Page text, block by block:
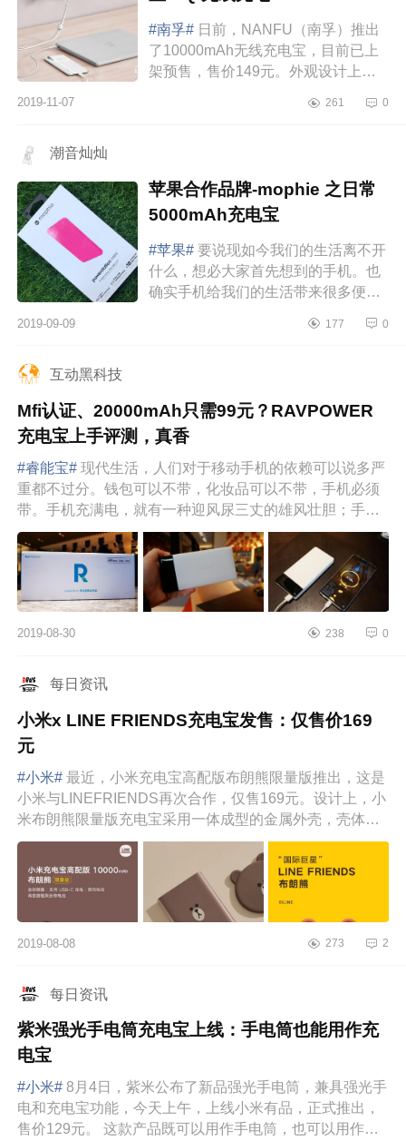
#南孚# 日前，NANFU（南孚）推出
了10000mAh无线充电宝，目前已上
架预售，售价149元。外观设计上，
装饰，外形圆润，方便随身携带，底
2019-11-07 261 0
潮音灿灿
苹果合作品牌-mophie 之日常
5000mAh充电宝
#苹果# 要说现如今我们的生活离不开
什么，想必大家首先想到的手机。也
确实手机给我们的生活带来很多便利
面都产生了依赖。对于我这种朝九晚
2019-09-09 177 0
互动黑科技
Mfi认证、20000mAh只需99元？RAVPOWER
充电宝上手评测，真香
#睿能宝# 现代生活，人们对于移动手机的依赖可以说多严
重都不过分。钱包可以不带，化妆品可以不带，手机必须
带。手机充满电，就有一种迎风尿三丈的雄风壮胆；手机
没了电，就好比顺风...
2019-08-30 238 0
每日资讯
小米x LINE FRIENDS充电宝发售：仅售价169
元
#小米# 最近，小米充电宝高配版布朗熊限量版推出，这是
小米与LINEFRIENDS再次合作，仅售169元。设计上，小
米布朗熊限量版充电宝采用一体成型的金属外壳，壳体两
段增加CNC镂边工艺，...
2019-08-08 273 2
每日资讯
紫米强光手电筒充电宝上线：手电筒也能用作充
电宝
#小米# 8月4日，紫米公布了新品强光手电筒，兼具强光手
电和充电宝功能，今天上午，上线小米有品，正式推出，
售价129元。 这款产品既可以用作手电筒，也可以用作充